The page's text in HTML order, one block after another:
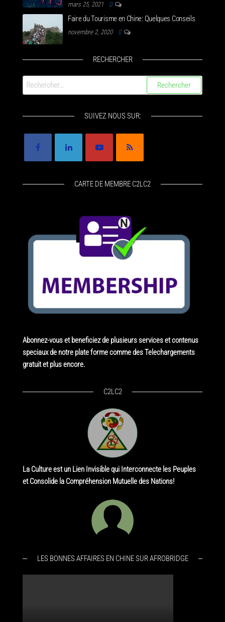
mars 25, 2021 0
Faire du Tourisme en Chine: Quelques Conseils
novembre 2, 2020 0
RECHERCHER
SUIVEZ NOUS SUR:
CARTE DE MEMBRE C2LC2
Abonnez-vous et beneficiez de plusieurs services et contenus
speciaux de notre plate forme comme des Telechargements
gratuit et plus encore.
C2LC2
La Culture est un Lien Invisible qui Interconnecte les Peuples
et Consolide la Compréhension Mutuelle des Nations!
LES BONNES AFFAIRES EN CHINE SUR AFROBRIDGE